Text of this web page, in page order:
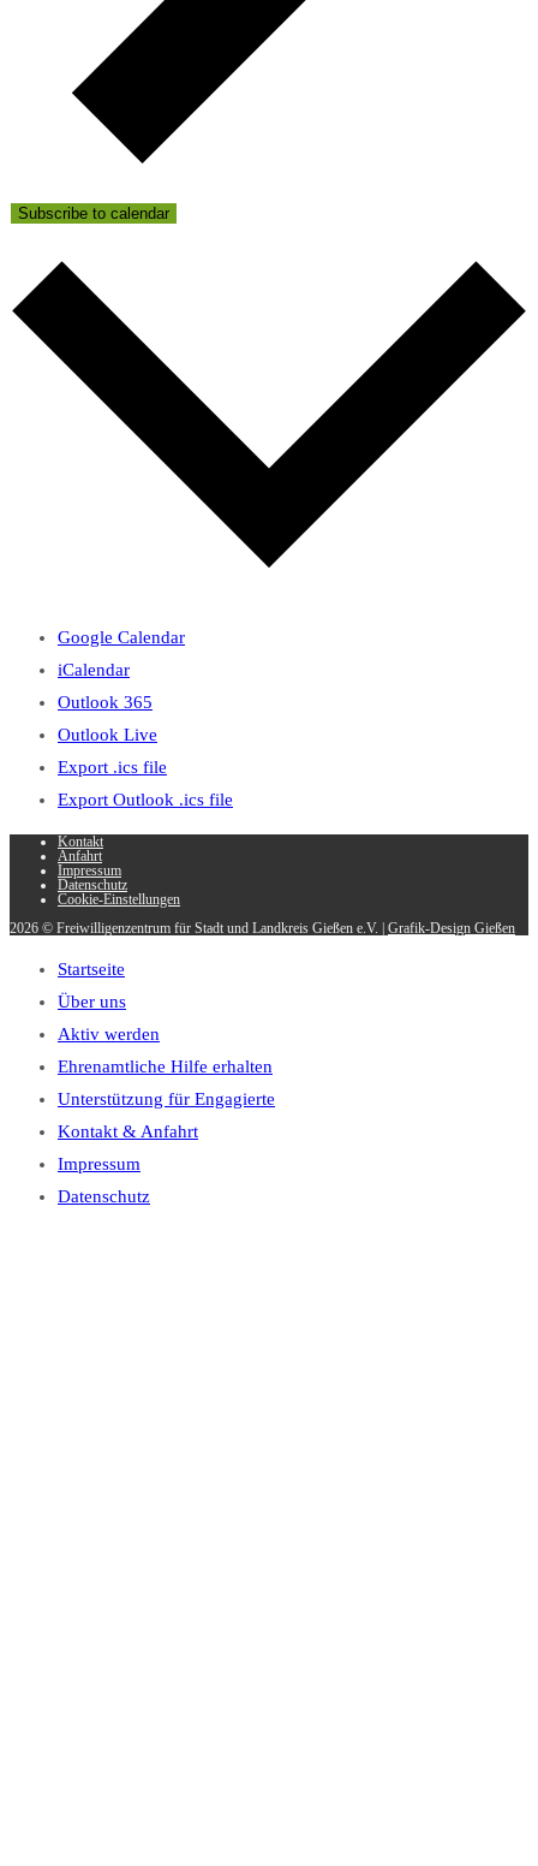
Subscribe to calendar
Google Calendar
iCalendar
Outlook 365
Outlook Live
Export .ics file
Export Outlook .ics file
Kontakt
Anfahrt
Impressum
Datenschutz
Cookie-Einstellungen
2026 © Freiwilligenzentrum für Stadt und Landkreis Gießen e.V. | Grafik-Design Gießen
Startseite
Über uns
Aktiv werden
Ehrenamtliche Hilfe erhalten
Unterstützung für Engagierte
Kontakt & Anfahrt
Impressum
Datenschutz